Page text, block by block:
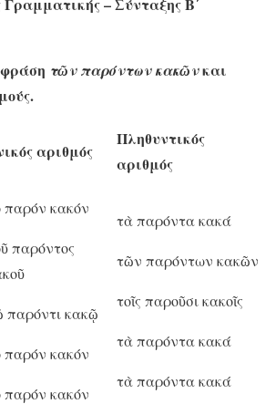
τῶν παρόντων κακῶνκαι
αριθμός
Πληθυντικός
αριθμός
παρόν κακόν
παρόντος
παρόντι κακῷ
παρόν κακόν
παρόν κακόν
τὰ παρόντα κακά
τῶν παρόντων κακῶν
τοῖς παροῦσι κακοῖς
τὰ παρόντα κακά
τὰ παρόντα κακά